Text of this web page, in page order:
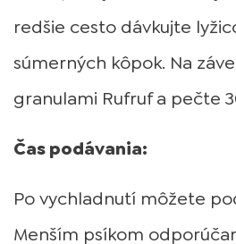
redšie cesto dávkujte
súmerných kôpok. Na
granulami Rufruf a pečte
Čas podávania:
Po vychladnutí môžete
Menším psíkom